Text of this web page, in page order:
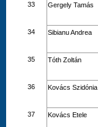
33 Gergely Tamás
34 Sibianu Andrea
35 Tóth Zoltán
36 Kovács Szidónia
37 Kovács Etele